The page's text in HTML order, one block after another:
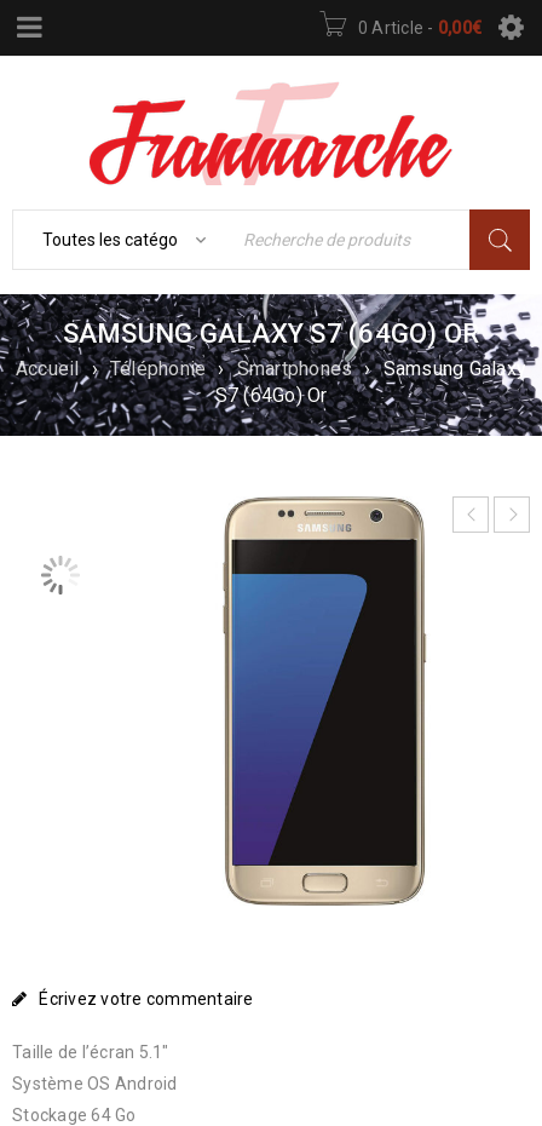
0 Article - 0,00€
SAMSUNG GALAXY S7 (64GO) OR
Accueil › Téléphonie › Smartphones › Samsung Galaxy
S7 (64Go) Or
Écrivez votre commentaire
Taille de l’écran 5.1″
Système OS Android
Stockage 64 Go